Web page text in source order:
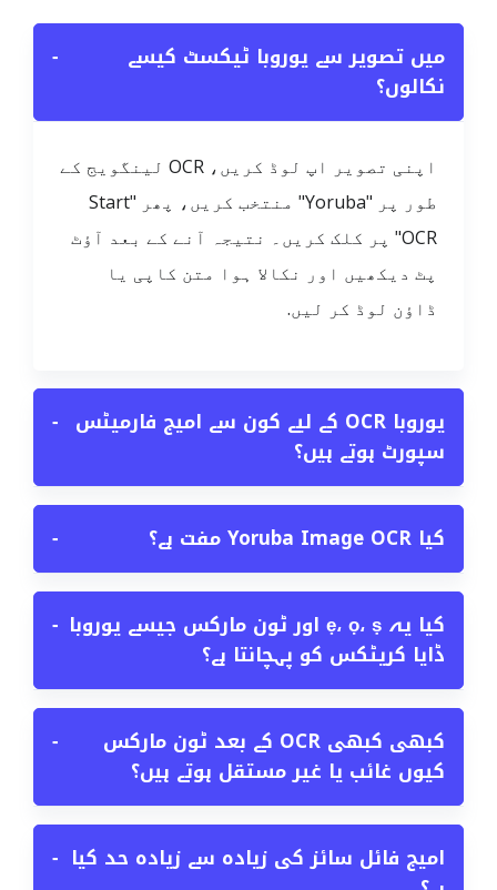
میں تصویر سے یوروبا ٹیکسٹ کیسے
نکالوں؟
−
اپنی تصویر اپ لوڈ کریں، OCR لینگویج کے
طور پر "Yoruba" منتخب کریں، پھر "Start
OCR" پر کلک کریں۔ نتیجہ آنے کے بعد آؤٹ
پٹ دیکھیں اور نکالا ہوا متن کاپی یا
ڈاؤن لوڈ کر لیں.
یوروبا OCR کے لیے کون سے امیج فارمیٹس
سپورٹ ہوتے ہیں؟
−
کیا Yoruba Image OCR مفت ہے؟ −
کیا یہ ẹ، ọ، ṣ اور ٹون مارکس جیسے یوروبا
ڈایا کریٹکس کو پہچانتا ہے؟
−
کبھی کبھی OCR کے بعد ٹون مارکس
کیوں غائب یا غیر مستقل ہوتے ہیں؟
−
امیج فائل سائز کی زیادہ سے زیادہ حد کیا −